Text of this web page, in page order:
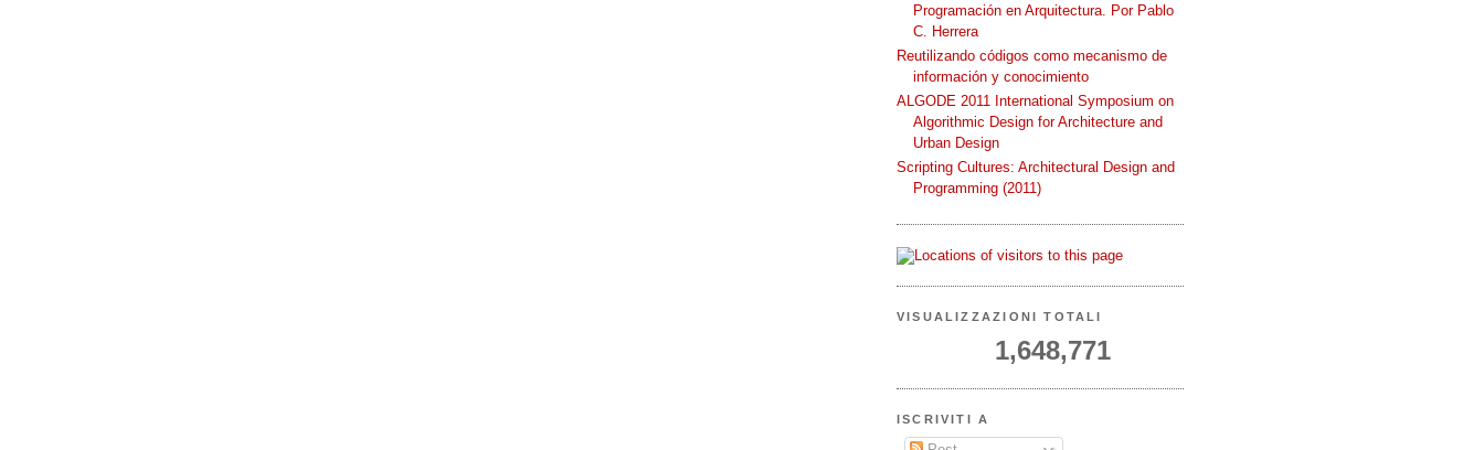
Programación en Arquitectura. Por Pablo
C. Herrera
Reutilizando códigos como mecanismo de
información y conocimiento
ALGODE 2011 International Symposium on
Algorithmic Design for Architecture and
Urban Design
Scripting Cultures: Architectural Design and
Programming (2011)
VISUALIZZAZIONI TOTALI
1,648,771
ISCRIVITI A